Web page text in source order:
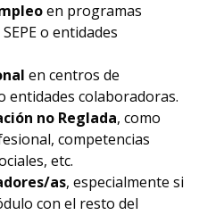
en programas
o entidades
en centros de
entidades colaboradoras.
no Reglada, como
competencias
etc.
as, especialmente si
con el resto del